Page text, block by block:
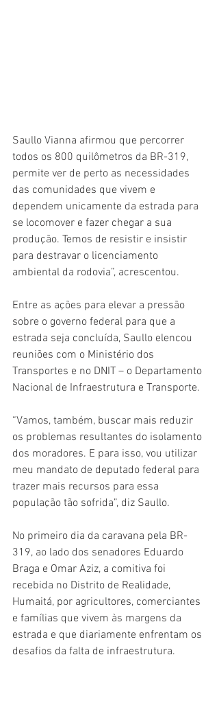
Saullo Vianna afirmou que percorrer
todos os 800 quilômetros da BR-319,
permite ver de perto as necessidades
das comunidades que vivem e
dependem unicamente da estrada para
se locomover e fazer chegar a sua
produção. Temos de resistir e insistir
para destravar o licenciamento
ambiental da rodovia”, acrescentou.
Entre as ações para elevar a pressão
sobre o governo federal para que a
estrada seja concluída, Saullo elencou
reuniões com o Ministério dos
Transportes e no DNIT – o Departamento
Nacional de Infraestrutura e Transporte.
“Vamos, também, buscar mais reduzir
os problemas resultantes do isolamento
dos moradores. E para isso, vou utilizar
meu mandato de deputado federal para
trazer mais recursos para essa
população tão sofrida”, diz Saullo.
No primeiro dia da caravana pela BR-
319, ao lado dos senadores Eduardo
Braga e Omar Aziz, a comitiva foi
recebida no Distrito de Realidade,
Humaitá, por agricultores, comerciantes
e famílias que vivem às margens da
estrada e que diariamente enfrentam os
desafios da falta de infraestrutura.